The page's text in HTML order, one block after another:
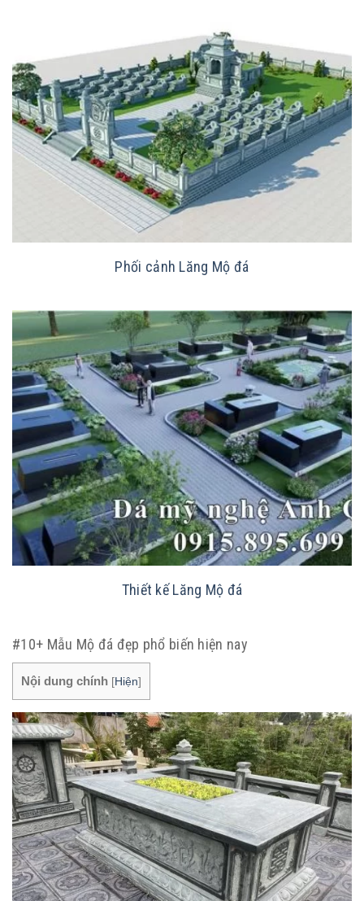
Phối cảnh Lăng Mộ đá
Thiết kế Lăng Mộ đá
#10+ Mẫu Mộ đá đẹp phổ biến hiện nay
Nội dung chính [Hiện]